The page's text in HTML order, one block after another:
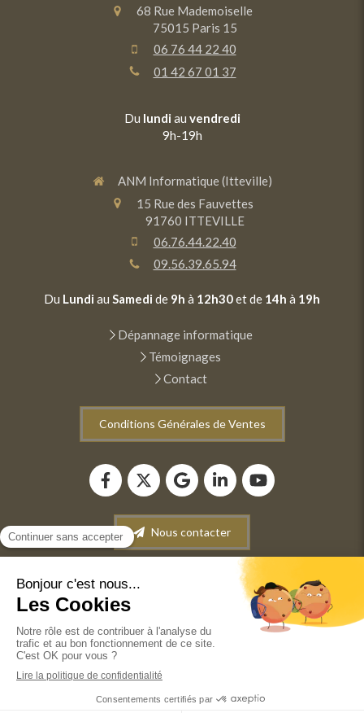
68 Rue Mademoiselle
75015 Paris 15
06 76 44 22 40
01 42 67 01 37
Du lundi au vendredi
9h-19h
ANM Informatique (Itteville)
15 Rue des Fauvettes
91760 ITTEVILLE
06.76.44.22.40
09.56.39.65.94
Du Lundi au Samedi de 9h à 12h30et de 14h à 19h
Dépannage informatique
Témoignages
Contact
Conditions Générales de Ventes
Nous contacter
Conditions générales de vente
©2022 ANM INFORMATIQUE - Dépannage-Maintenance
informatique. Vente de matériel informatique.
Récupération de données.